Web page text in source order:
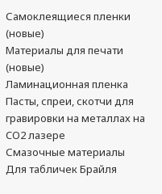
Самоклеящиеся пленки
(новые)
Материалы для печати
(новые)
Ламинационная пленка
Пасты, спреи, скотчи для
гравировки на металлах на
CO2 лазере
Смазочные материалы
Для табличек Брайля